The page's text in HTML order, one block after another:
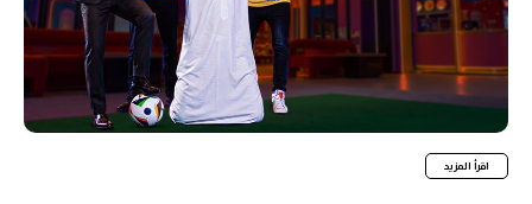
اقرأ المزيد